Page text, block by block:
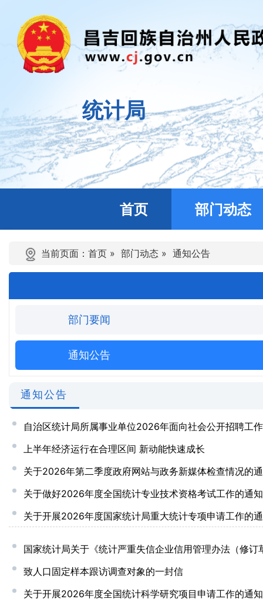
统计局
首页 部门动态
当前页面： 首页 » 部门动态 » 通知公告
部门要闻
通知公告
通知公告
自治区统计局所属事业单位2026年面向社会公开招聘工
上半年经济运行在合理区间 新动能快速成长
关于2026年第二季度政府网站与政务新媒体检查情况的
关于做好2026年度全国统计专业技术资格考试工作的通知
关于开展2026年度国家统计局重大统计专项申请工作的
国家统计局关于《统计严重失信企业信用管理办法（修
致人口固定样本跟访调查对象的一封信
关于开展2026年度全国统计科学研究项目申请工作的通知